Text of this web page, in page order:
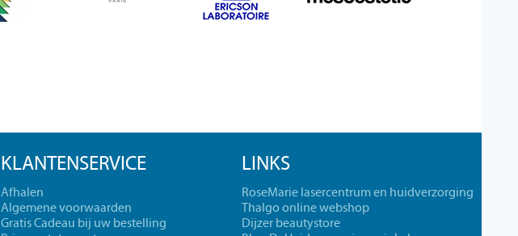
KLANTENSERVICE
Afhalen
Algemene voorwaarden
Gratis Cadeau bij uw bestelling
LINKS
RoseMarie lasercentrum en huidverzorging
Thalgo online webshop
Dijzer beautystore